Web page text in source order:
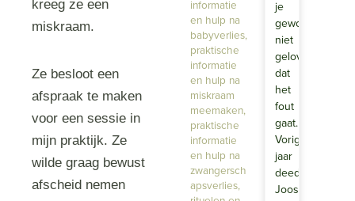
kreeg ze een
miskraam.
Ze besloot een
afspraak te maken
voor een sessie in
mijn praktijk. Ze
wilde graag bewust
afscheid nemen
informatie
en hulp na
babyverlies,
praktische
informatie
en hulp na
miskraam
meemaken,
praktische
informatie
en hulp na
zwangersch
apsverlies,
je
gewoon
niet
geloven
dat
het
fout
gaat.
Vorig
jaar
deed
Joost